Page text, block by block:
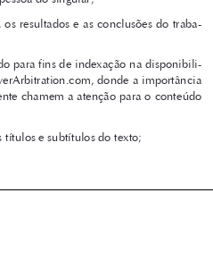
      
      


